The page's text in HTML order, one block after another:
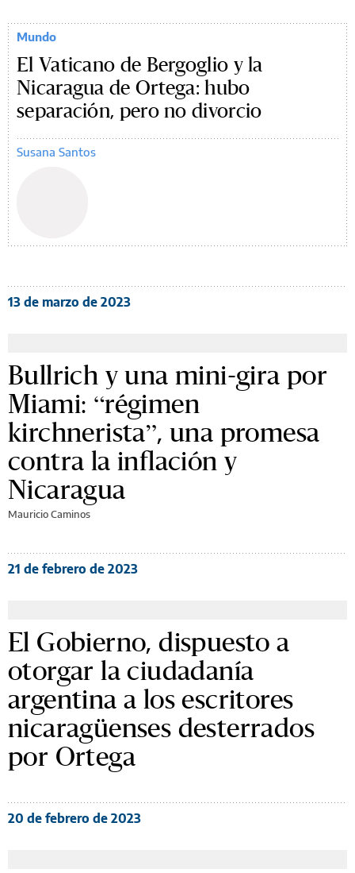
Mundo
El Vaticano de Bergoglio y la
Nicaragua de Ortega: hubo
separación, pero no divorcio
Susana Santos
13 de marzo de 2023
Bullrich y una mini-gira por
Miami: “régimen
kirchnerista”, una promesa
contra la inflación y
Nicaragua
Mauricio Caminos
21 de febrero de 2023
El Gobierno, dispuesto a
otorgar la ciudadanía
argentina a los escritores
nicaragüenses desterrados
por Ortega
20 de febrero de 2023